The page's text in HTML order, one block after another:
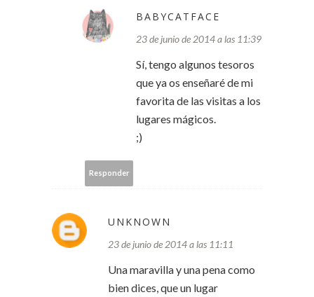
BABYCATFACE
23 de junio de 2014 a las 11:39
Sí, tengo algunos tesoros
que ya os enseñaré de mi
favorita de las visitas a los
lugares mágicos.
;)
Responder
UNKNOWN
23 de junio de 2014 a las 11:11
Una maravilla y una pena como
bien dices, que un lugar